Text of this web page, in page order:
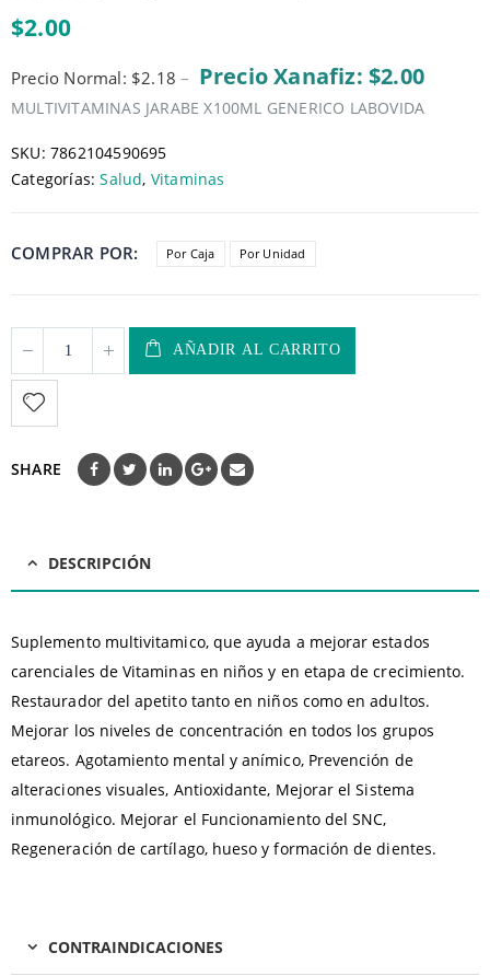
out
of
$2.00
Precio Normal: $2.18 – Precio Xanafiz: $2.00
MULTIVITAMINAS JARABE X100ML GENERICO LABOVIDA
SKU: 7862104590695
Categorías:Salud, Vitaminas
COMPRAR POR Por Caja Por Unidad
AÑADIR AL CARRITO
SHARE
DESCRIPCIÓN
Suplemento multivitamico, que ayuda a mejorar estados
carenciales de Vitaminas en niños y en etapa de crecimiento.
Restaurador del apetito tanto en niños como en adultos.
Mejorar los niveles de concentración en todos los grupos
etareos. Agotamiento mental y anímico, Prevención de
alteraciones visuales, Antioxidante, Mejorar el Sistema
inmunológico. Mejorar el Funcionamiento del SNC,
Regeneración de cartílago, hueso y formación de dientes.
CONTRAINDICACIONES